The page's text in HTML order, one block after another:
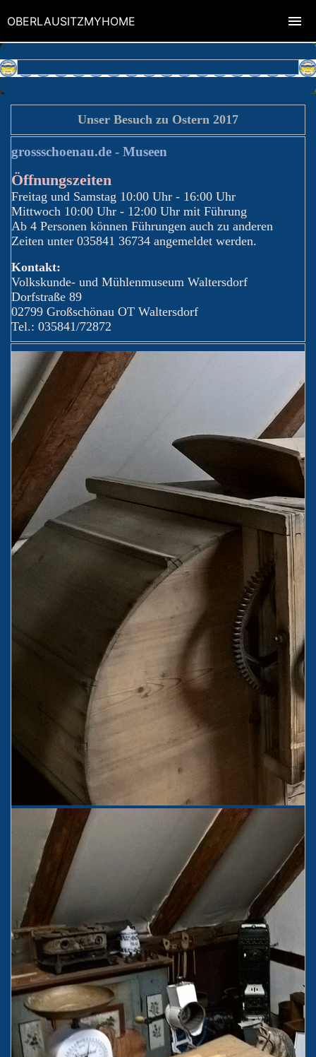
Unser Besuch zu Ostern 2017
grossschoenau.de - Museen
Öffnungszeiten
Freitag und Samstag 10:00 Uhr - 16:00 Uhr
Mittwoch 10:00 Uhr - 12:00 Uhr mit Führung
Ab 4 Personen können Führungen auch zu anderen
Zeiten unter 035841 36734 angemeldet werden.
Kontakt:
Volkskunde- und Mühlenmuseum Waltersdorf
Dorfstraße 89
02799 Großschönau OT Waltersdorf
Tel.: 035841/­72872
OBERLAUSITZMYHOME